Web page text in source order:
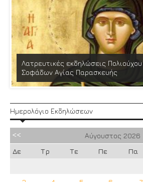
Λατρευτικές εκδηλώσεις Πολιούχου
Σοφάδων Αγίας Παρασκευής
Ημερολόγιο Εκδηλώσεων
Αύγουστος 2026
Δε
Τρ Τε Πε Πα